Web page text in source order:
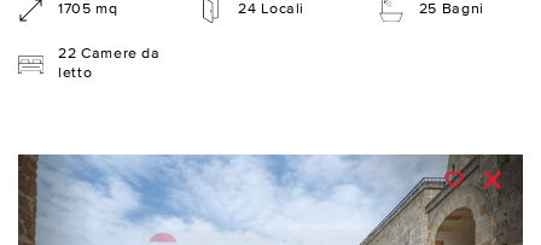
1705 mq 24 Locali 25 Bagni
22 Camere da
letto